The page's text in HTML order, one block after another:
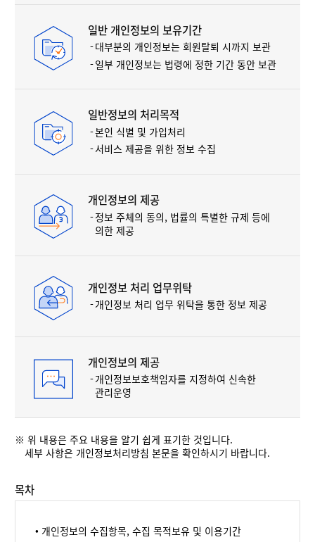
일반 개인정보의 보유기간
대부분의 개인정보는 회원탈퇴 시까지 보관
일부 개인정보는 법령에 정한 기간 동안 보관
일반정보의 처리목적
본인 식별 및 가입처리
서비스 제공을 위한 정보 수집
개인정보의 제공
정보 주체의 동의, 법률의 특별한 규제 등에
의한 제공
개인정보 처리 업무위탁
개인정보 처리 업무 위탁을 통한 정보 제공
개인정보의 제공
개인정보보호책임자를 지정하여 신속한
관리운영
※ 위 내용은 주요 내용을 알기 쉽게 표기한 것입니다.
세부 사항은 개인정보처리방침 본문을 확인하시기 바랍니다.
목차
개인정보의 수집항목, 수집 목적보유 및 이용기간